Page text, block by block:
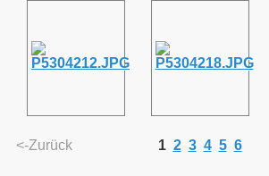
<-Zurück 1 2 3 4 5 6